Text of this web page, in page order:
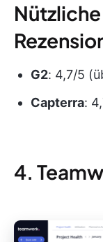
G2: 4,7/5
Capterra:
4.